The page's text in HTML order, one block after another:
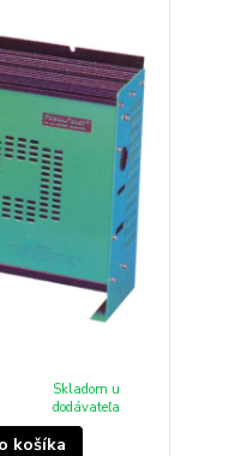
Skladom u
dodávateľa
košíka